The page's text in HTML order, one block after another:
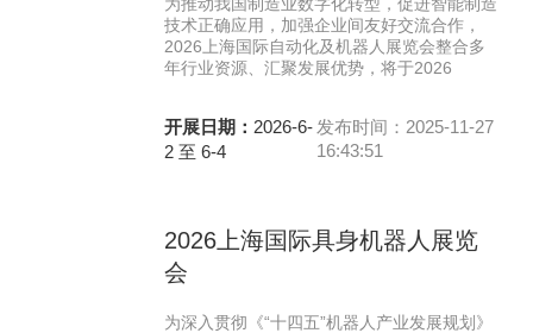
技术正确应用，加强企业间友好交流合作，
2026上海国际自动化及机器人展览会整合多
年行业资源、汇聚发展优势，将于2026
开展日期： 2026-6-
2 至 6-4
发布时间：2025-11-27
16:43:51
2026上海国际具身机器人展览
会
为深入贯彻《“十四五”机器人产业发展规划》